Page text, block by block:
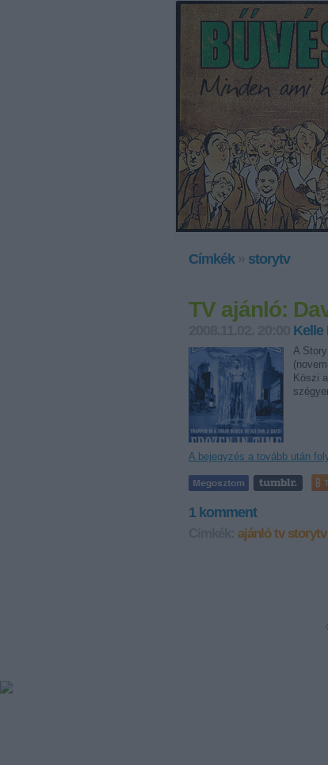
Címkék» storytv
TV ajánló:
Kelle
A
Köszi
A bejegyzés a tovább után
1komment
ajánló tv storytv